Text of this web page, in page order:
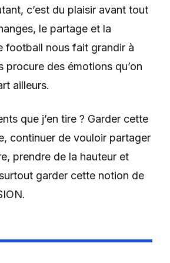
c’est du plaisir avant tout
le partage et la
football nous fait grandir à
procure des émotions qu’on
ailleurs.
que j’en tire ? Garder cette
continuer de vouloir partager
prendre de la hauteur et
garder cette notion de